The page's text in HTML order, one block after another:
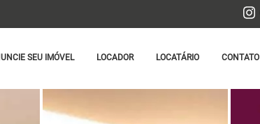
SEU IMÓVEL LOCADOR LOCATÁRIO CONTATO